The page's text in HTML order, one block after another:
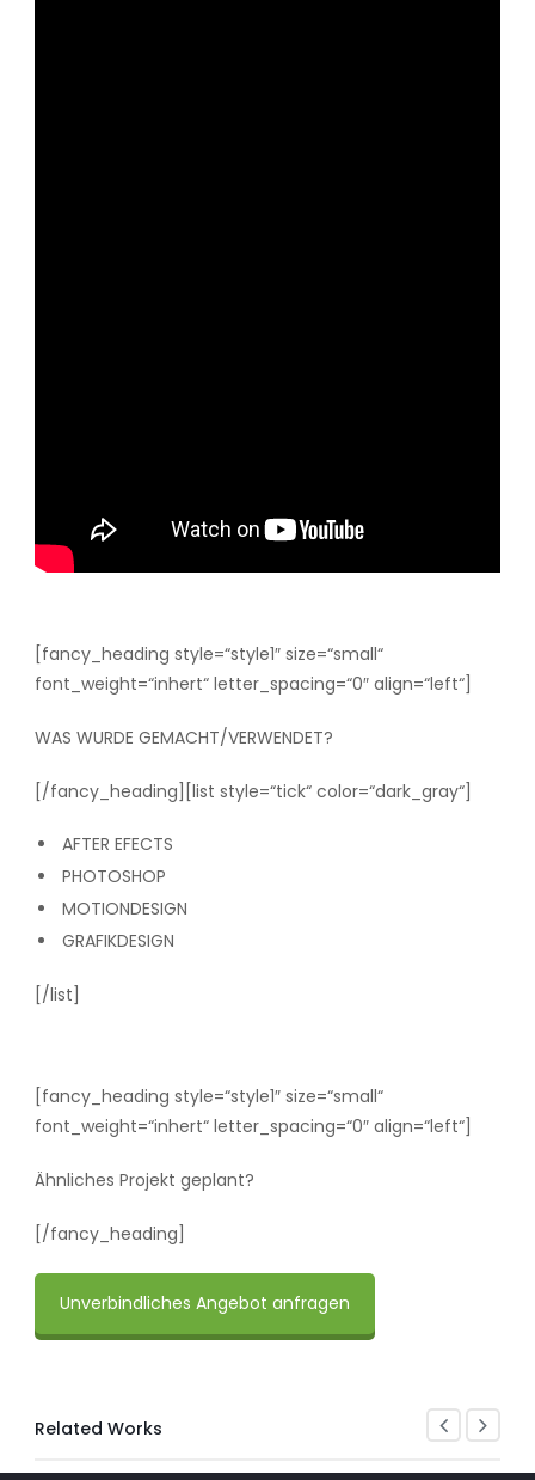
[fancy_heading style=“style1″ size=“small“
font_weight=“inhert“ letter_spacing=“0″ align=“left“]
WAS WURDE GEMACHT/VERWENDET?
[/fancy_heading][list style=“tick“ color=“dark_gray“]
AFTER EFECTS
PHOTOSHOP
MOTIONDESIGN
GRAFIKDESIGN
[/list]
[fancy_heading style=“style1″ size=“small“
font_weight=“inhert“ letter_spacing=“0″ align=“left“]
Ähnliches Projekt geplant?
[/fancy_heading]
Unverbindliches Angebot anfragen
Related Works